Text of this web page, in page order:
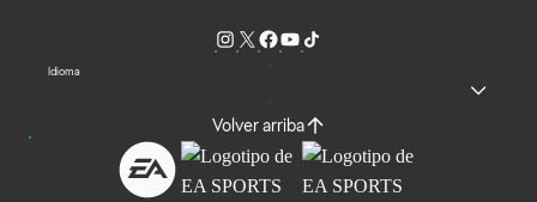
Idioma
Volver arriba